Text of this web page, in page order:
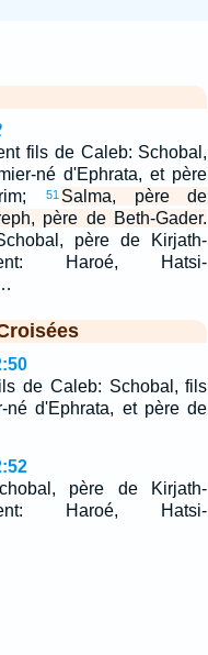
fils de Caleb: Schobal,
né d'Ephrata, et père
51 Salma, père de
père de Beth-Gader.
père de Kirjath-
Haroé, Hatsi-
de Caleb: Schobal, fils
né d'Ephrata, et père de
père de Kirjath-
Haroé, Hatsi-